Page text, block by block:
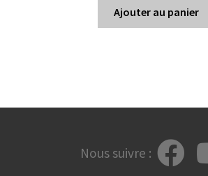
Ajouter au panier
Nous suivre :